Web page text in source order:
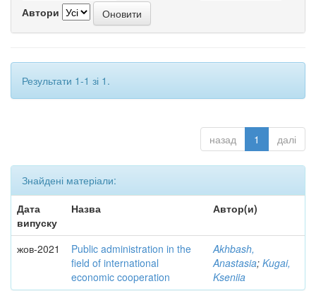
Автори
Результати 1-1 зі 1.
назад 1 далі
Знайдені матеріали:
Дата
випуску
Назва Автор(и)
жов-2021
Public administration in the
field of international
economic cooperation
Akhbash,
Anastasia; Kugai,
Kseniia